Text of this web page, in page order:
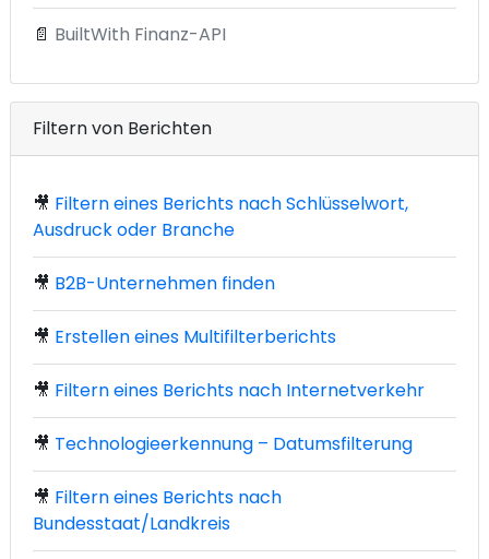
📄 BuiltWith Finanz-API
Filtern von Berichten
🎥 Filtern eines Berichts nach Schlüsselwort,
Ausdruck oder Branche
🎥 B2B-Unternehmen finden
🎥 Erstellen eines Multifilterberichts
🎥 Filtern eines Berichts nach Internetverkehr
🎥 Technologieerkennung – Datumsfilterung
🎥 Filtern eines Berichts nach
Bundesstaat/Landkreis